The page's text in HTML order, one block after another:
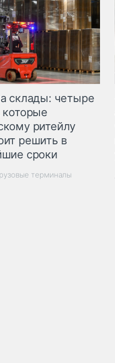
склады: четыре
которые
ритейлу
решить в
сроки
терминалы